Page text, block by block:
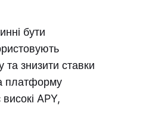
бути
та знизити ставки
платформу
APY,